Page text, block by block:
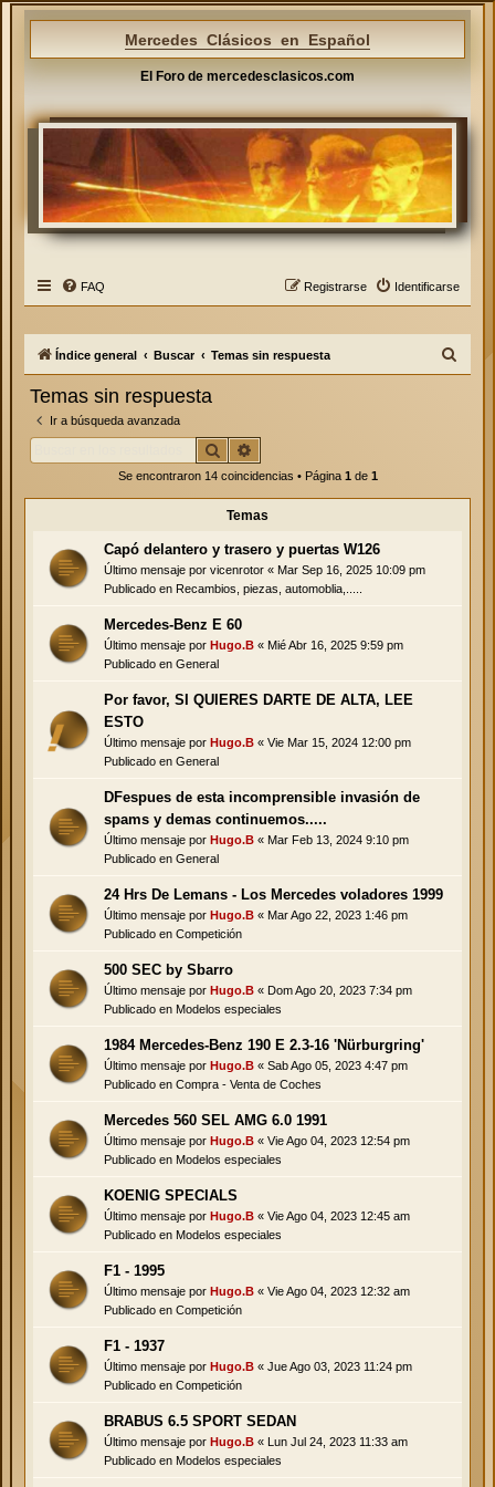
Mercedes Clásicos en Español
El Foro de mercedesclasicos.com
FAQ Identificarse
Registrarse
Índice general Buscar Temas sin respuesta
Temas sin respuesta
Ir a búsqueda avanzada
Buscar
Se encontraron 14 coincidencias • Página 1de 1
Temas
Capó delantero y trasero y puertas W126
Último mensaje por vicenrotor « Mar Sep 16, 2025 10:09 pm
Publicado en Recambios, piezas, automoblia,.....
Mercedes-Benz E 60
Último mensaje por Hugo.B « Mié Abr 16, 2025 9:59 pm
Publicado en General
Por favor, SI QUIERES DARTE DE ALTA, LEE
ESTO
Último mensaje por Hugo.B « Vie Mar 15, 2024 12:00 pm
Publicado en General
DFespues de esta incomprensible invasión de
spams y demas continuemos.....
Último mensaje por Hugo.B « Mar Feb 13, 2024 9:10 pm
Publicado en General
24 Hrs De Lemans - Los Mercedes voladores 1999
Último mensaje por Hugo.B « Mar Ago 22, 2023 1:46 pm
Publicado en Competición
500 SEC by Sbarro
Último mensaje por Hugo.B « Dom Ago 20, 2023 7:34 pm
Publicado en Modelos especiales
1984 Mercedes-Benz 190 E 2.3-16 'Nürburgring'
Último mensaje por Hugo.B « Sab Ago 05, 2023 4:47 pm
Publicado en Compra - Venta de Coches
Mercedes 560 SEL AMG 6.0 1991
Último mensaje por Hugo.B « Vie Ago 04, 2023 12:54 pm
Publicado en Modelos especiales
KOENIG SPECIALS
Último mensaje por Hugo.B « Vie Ago 04, 2023 12:45 am
Publicado en Modelos especiales
F1 - 1995
Último mensaje por Hugo.B « Vie Ago 04, 2023 12:32 am
Publicado en Competición
F1 - 1937
Último mensaje por Hugo.B « Jue Ago 03, 2023 11:24 pm
Publicado en Competición
BRABUS 6.5 SPORT SEDAN
Último mensaje por Hugo.B « Lun Jul 24, 2023 11:33 am
Publicado en Modelos especiales